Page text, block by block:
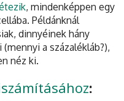
, mindenképpen egy
Példánknál
dinnyéinek hány
a százalékláb?),
néz ki.
: